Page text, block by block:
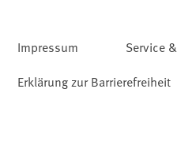
Impressum Service
Erklärung zur Barrierefreiheit